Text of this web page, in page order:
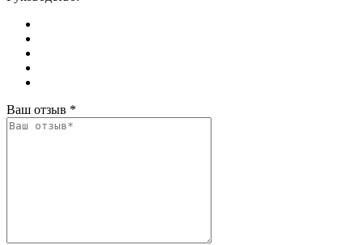
Ваш отзыв *